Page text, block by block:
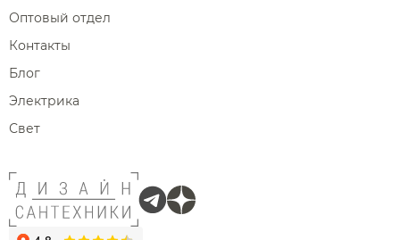
Оптовый отдел
Контакты
Блог
Электрика
Свет